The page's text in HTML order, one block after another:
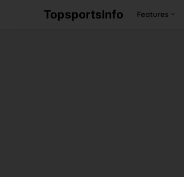
TopsportsInfo Features